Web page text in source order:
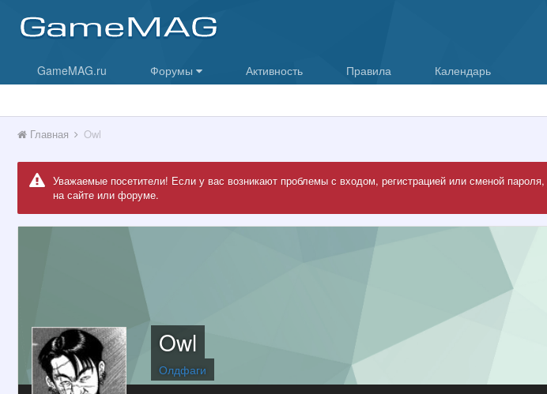
GameMAG.ru Форумы Активность Правила Календарь
Главная Owl
Уважаемые посетители! Если у вас возникают проблемы с входом, регистрацией или сменой пароля,
на сайте или форуме.
Owl
Олдфаги